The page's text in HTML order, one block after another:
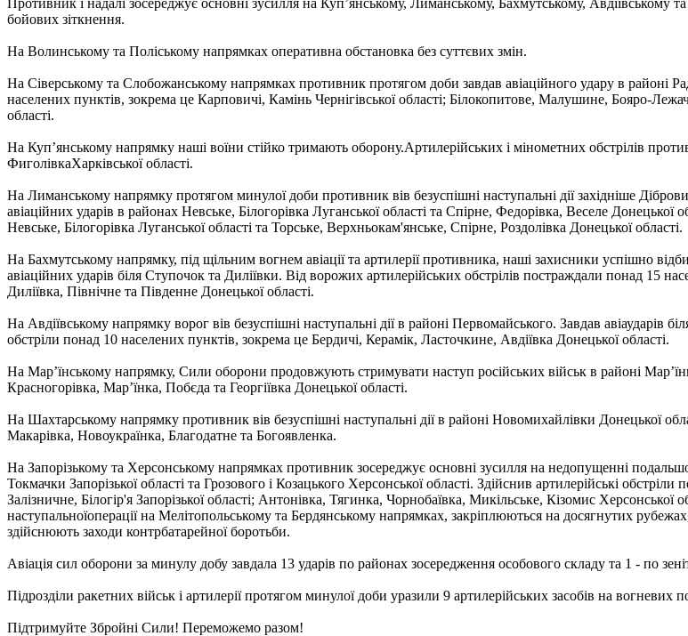
бойових зіткнення.
На Волинському та Поліському напрямках оперативна обстановка без суттєвих змін.
На Сіверському та Слобожанському напрямках противник протягом доби завдав авіаційного удару в районі
населених пунктів, зокрема це Карповичі, Камінь Чернігівської області; Білокопитове, Малушине, Бояро-
області.
На Куп’янському напрямку наші воїни стійко тримають оборону.Артилерійських і мінометних обстрілів
ФиголівкаХарківської області.
На Лиманському напрямку протягом минулої доби противник вів безуспішні наступальні дії західніше
авіаційних ударів в районах Невське, Білогорівка Луганської області та Спірне, Федорівка, Веселе
Невське, Білогорівка Луганської області та Торське, Верхньокам'янське, Спірне, Роздолівка Донецької області.
На Бахмутському напрямку, під щільним вогнем авіації та артилерії противника, наші захисники успішно
авіаційних ударів біля Ступочок та Диліївки. Від ворожих артилерійських обстрілів постраждали понад
Диліївка, Північне та Південне Донецької області.
На Авдіївському напрямку ворог вів безуспішні наступальні дії в районі Первомайського. Завдав авіаударів
обстріли понад 10 населених пунктів, зокрема це Бердичі, Керамік, Ласточкине, Авдіївка Донецької області.
На Мар’їнському напрямку, Сили оборони продовжують стримувати наступ російських військ в районі
Красногорівка, Мар’їнка, Побєда та Георгіївка Донецької області.
На Шахтарському напрямку противник вів безуспішні наступальні дії в районі Новомихайлівки Донецької
Макарівка, Новоукраїнка, Благодатне та Богоявленка.
На Запорізькому та Херсонському напрямках противник зосереджує основні зусилля на недопущенні
Токмачки Запорізької області та Грозового і Козацького Херсонської області. Здійснив артилерійські
Залізничне, Білогір'я Запорізької області; Антонівка, Тягинка, Чорнобаївка, Микільське, Кізомис
наступальноїоперації на Мелітопольському та Бердянському напрямках, закріплюються на досягнутих
здійснюють заходи контрбатарейної боротьби.
Авіація сил оборони за минулу добу завдала 13 ударів по районах зосередження особового складу та 1 - по
Підрозділи ракетних військ і артилерії протягом минулої доби уразили 9 артилерійських засобів на вогневих
Підтримуйте Збройні Сили! Переможемо разом!